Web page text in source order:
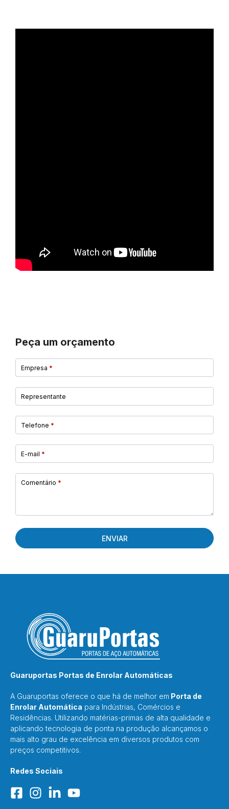
Peça um orçamento
Empresa *
Representante
Telefone *
E-mail *
Comentário *
ENVIAR
Guaruportas Portas de Enrolar Automáticas
A Guaruportas oferece o que há de melhor em Porta de
Enrolar Automática para Indústrias, Comércios e
Residências. Utilizando matérias-primas de alta qualidade e
aplicando tecnologia de ponta na produção alcançamos o
mais alto grau de excelência em diversos produtos com
preços competitivos.
Redes Sociais